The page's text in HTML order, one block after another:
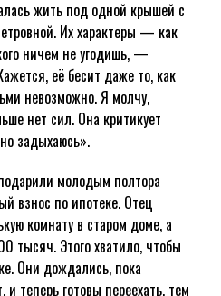
жить под одной крышей с
Их характеры — как
ничем не угодишь, —
её бесит даже то, как
невозможно. Я молчу,
нет сил. Она критикует
задыхаюсь».
молодым полтора
взнос по ипотеке. Отец
комнату в старом доме, а
тысяч. Этого хватило, чтобы
Они дождались, пока
теперь готовы переехать, тем